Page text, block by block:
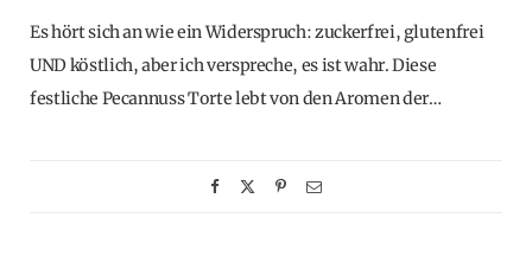
Es hört sich an wie ein Widerspruch: zuckerfrei, glutenfrei
UND köstlich, aber ich verspreche, es ist wahr. Diese
festliche Pecannuss Torte lebt von den Aromen der…